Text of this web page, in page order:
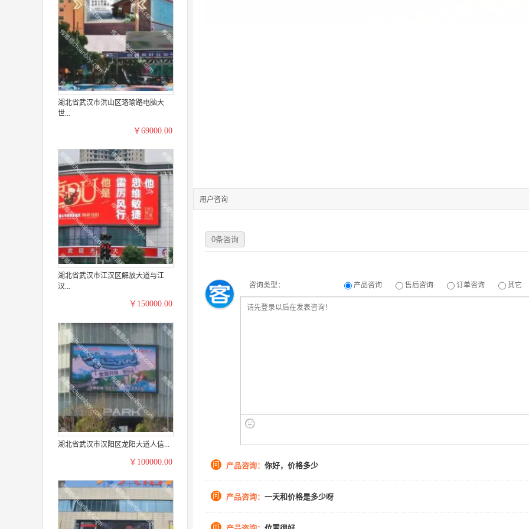
湖北省武汉市洪山区珞瑜路电脑大
世...
￥69000.00
湖北省武汉市江汉区解放大道与江
汉...
￥150000.00
湖北省武汉市汉阳区龙阳大道人信...
￥100000.00
用户咨询
0条咨询
咨询类型： 产品咨询 售后咨询 订单咨询 其它
问 产品咨询： 你好，价格多少
问 产品咨询： 一天和价格是多少呀